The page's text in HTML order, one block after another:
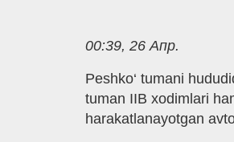
00:39, 26 Апр.
Peshko‘ tumani
tuman IIB xodimlari
harakatlanayotgan